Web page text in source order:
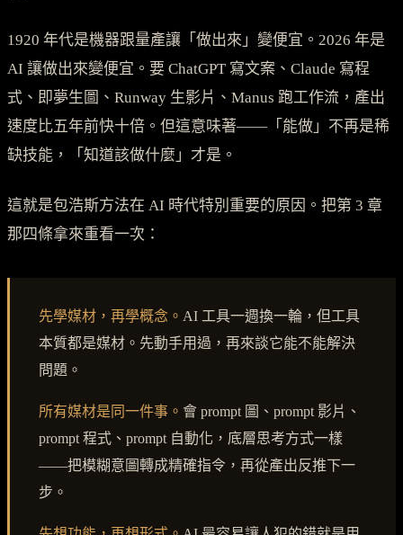
1920 年代是機器跟量產讓「做出來」變便宜。2026 年是
AI 讓做出來變便宜。要 ChatGPT 寫文案、Claude 寫程
式、即夢生圖、Runway 生影片、Manus 跑工作流，產出
速度比五年前快十倍。但這意味著——「能做」不再是稀
缺技能，「知道該做什麼」才是。
這就是包浩斯方法在 AI 時代特別重要的原因。把第 3 章
那四條拿來重看一次：
先學媒材，再學概念。 AI 工具一週換一輪，但工具
本質都是媒材。先動手用過，再來談它能不能解決
問題。
所有媒材是同一件事。 會 prompt 圖、prompt 影片、
prompt 程式、prompt 自動化，底層思考方式一樣
——把模糊意圖轉成精確指令，再從產出反推下一
步。